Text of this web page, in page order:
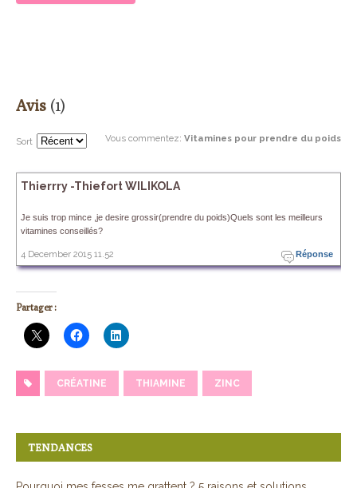
Avis (1)
Vous commentez: Vitamines pour prendre du poids
Sort
Thierrry -Thiefort WILIKOLA
Je suis trop mince ,je desire grossir(prendre du poids)Quels sont les meilleurs
vitamines conseillés?
Réponse
4 December 2015 11.52
Partager :
CRÉATINE THIAMINE ZINC
TENDANCES